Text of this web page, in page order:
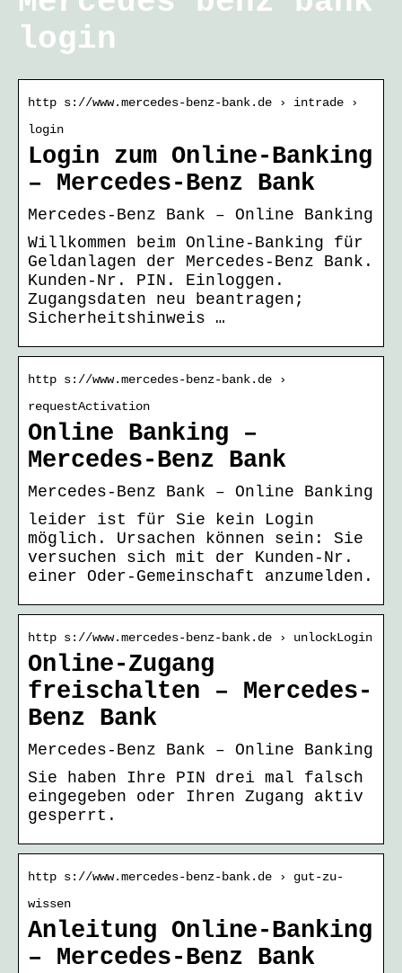
login
http s://www.mercedes-benz-bank.de › intrade ›
login
Login zum Online-Banking
– Mercedes-Benz Bank
Mercedes-Benz Bank – Online Banking
Willkommen beim Online-Banking für
Geldanlagen der Mercedes-Benz Bank.
Kunden-Nr. PIN. Einloggen.
Zugangsdaten neu beantragen;
Sicherheitshinweis …
http s://www.mercedes-benz-bank.de ›
requestActivation
Online Banking –
Mercedes-Benz Bank
Mercedes-Benz Bank – Online Banking
leider ist für Sie kein Login
möglich. Ursachen können sein: Sie
versuchen sich mit der Kunden-Nr.
einer Oder-Gemeinschaft anzumelden.
http s://www.mercedes-benz-bank.de › unlockLogin
Online-Zugang
freischalten – Mercedes-
Benz Bank
Mercedes-Benz Bank – Online Banking
Sie haben Ihre PIN drei mal falsch
eingegeben oder Ihren Zugang aktiv
gesperrt.
http s://www.mercedes-benz-bank.de › gut-zu-
wissen
Anleitung Online-Banking
– Mercedes-Benz Bank